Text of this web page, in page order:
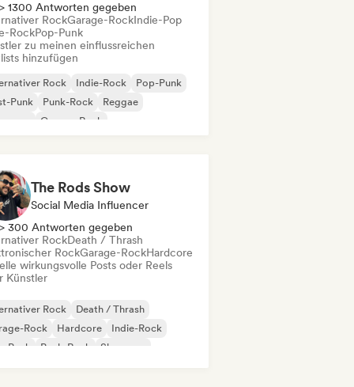
1300 Antworten gegeben
RockGarage-RockIndie-Pop
RockPop-Punk
zu meinen einflussreichen
hinzufügen
Rock Indie-Rock
Pop-Punk
Punk
Punk-Rock
Reggae
Garage-Rock
The Rods Show
Social Media Influencer
300 Antworten gegeben
RockDeath / Thrash
RockGarage-RockHardcore
wirkungsvolle Posts oder Reels
Künstler
Rock
Death / Thrash
Rock
Hardcore
Indie-Rock
Punk
Punk-Rock Shoegaze